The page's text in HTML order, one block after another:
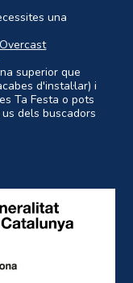
una
Overcast
superior que
d'instal·lar) i
Ta Festa o pots
dels buscadors